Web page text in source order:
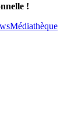
!
Médiathèque